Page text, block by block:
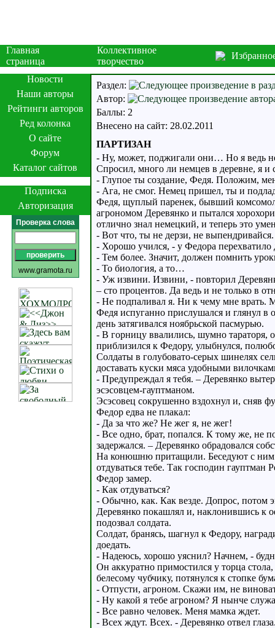
Главная
страница
Коллективное
творчество
Новости
Наши авторы
Рейтинги авторов
Ред колонка
О сайте
Форум
Каталог сайтов
Подписка
Авторизация
Проверка слова
www.gramota.ru
Раздел:
Автор:
Баллы: 2
Внесено на сайт: 28.02.2011
ПАРТИЗАН
- Ну, может, поджигали они… Но я ведь
Спросил, много ли немцев в деревне, я и
- Глупое ты создание, Федя. Положим,
- Ага, не смог. Немец пришел, ты и
Федя, щуплый паренек, бывший
агрономом Деревянко и пытался
отлично знал немецкий, и теперь это
- Вот что, ты не дерзи, не
- Хорошо учился, - у Федора
- Тем более. Значит, должен помнить
- То биология, а то…
- Уж извини. Извини, - повторил
– сто процентов. Да ведь и не только в
- Не подпаливал я. Ни к чему мне врать.
Федя испуганно прислушался и глянул в
день затягивался ноябрьской пасмурью.
- В горницу ввалились, шумно тараторя,
приблизился к Федору, улыбнулся,
Солдаты в голубовато-серых шинелях
доставать куски мяса удобными
- Предупреждал я тебя. – Деревянко
эсэсовцем-гауптманом.
Эсэсовец сокрушенно вздохнул и, сняв
Федор едва не плакал:
- Да за что же? Не жег я, не жег!
- Все одно, брат, попался. К тому же, не
задержался. – Деревянко обрадовался
На конюшню притащили. Беседуют с ним
отдуваться тебе. Так господин гауптман
Федор замер.
- Как отдуваться?
- Обычно, как. Как везде. Допрос, потом
Деревянко покашлял и, наклонившись к
подозвал солдата.
Солдат, бранясь, шагнул к Федору,
доедать.
- Надеюсь, хорошо уяснил? Начнем, -
Он аккуратно примостился у торца
белесому чубчику, потянулся к стопке
- Отпусти, агроном. Скажи им, не
- Ну какой я тебе агроном? Я нынче
- Все равно человек. Меня мамка ждет.
- Всех ждут. Всех. - Деревянко отвел